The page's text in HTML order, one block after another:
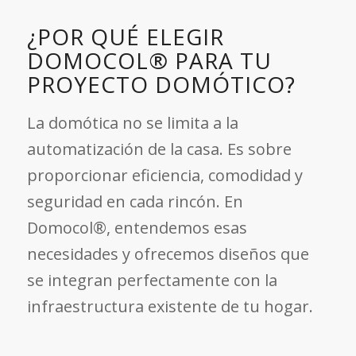
¿POR QUÉ ELEGIR
DOMOCOL® PARA TU
PROYECTO DOMÓTICO?
La domótica no se limita a la
automatización de la casa. Es sobre
proporcionar eficiencia, comodidad y
seguridad en cada rincón. En
Domocol®, entendemos esas
necesidades y ofrecemos diseños que
se integran perfectamente con la
infraestructura existente de tu hogar.